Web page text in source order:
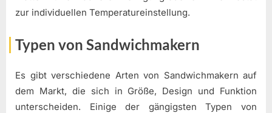
zur individuellen Temperatureinstellung.
Typen von Sandwichmakern
Es gibt verschiedene Arten von Sandwichmakern auf
dem Markt, die sich in Größe, Design und Funktion
unterscheiden. Einige der gängigsten Typen von